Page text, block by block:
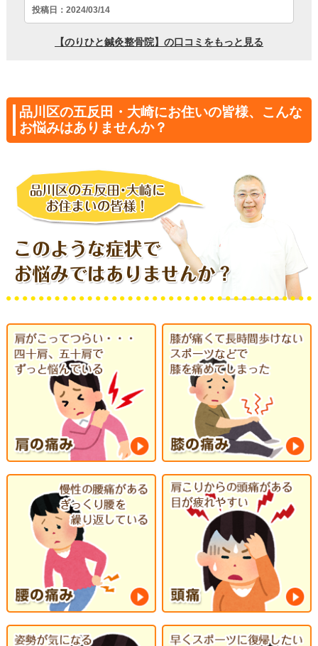
品川区の五反田・大崎にお住いの皆様、こんな
お悩みはありませんか？